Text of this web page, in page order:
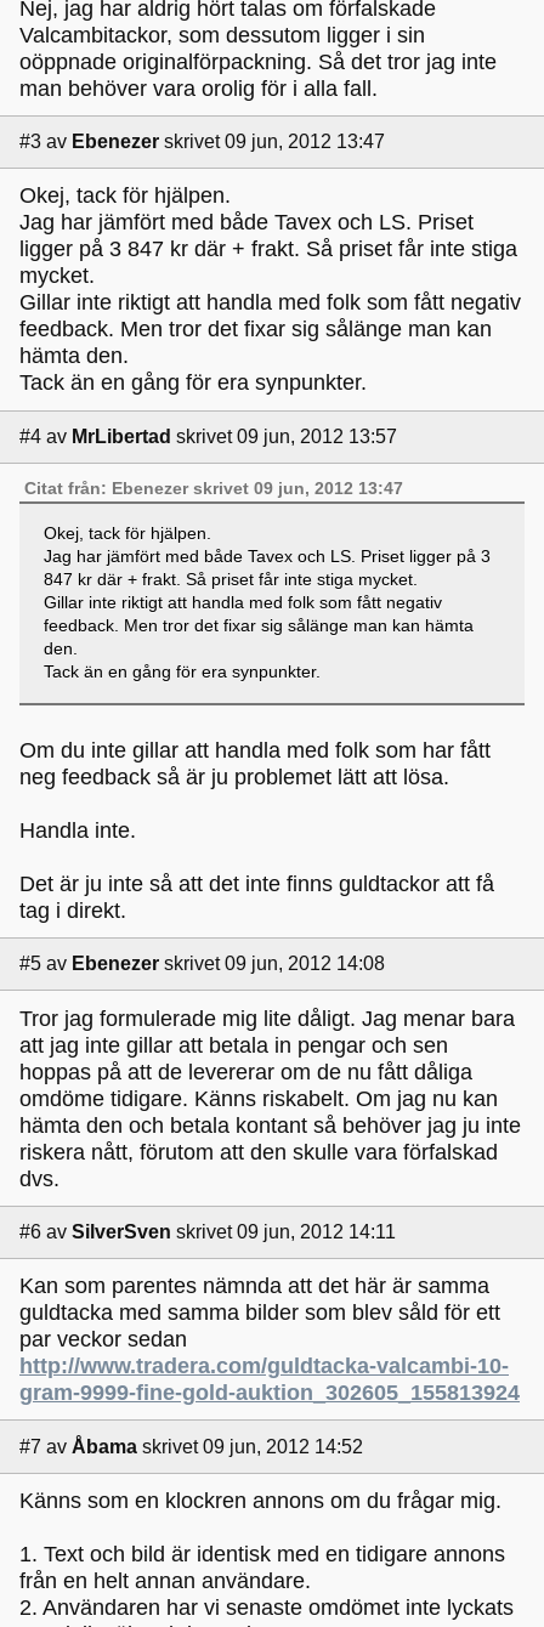
Nej, jag har aldrig hört talas om förfalskade
Valcambitackor, som dessutom ligger i sin
oöppnade originalförpackning. Så det tror jag inte
man behöver vara orolig för i alla fall.
#3 av Ebenezer skrivet 09 jun, 2012 13:47
Okej, tack för hjälpen.
Jag har jämfört med både Tavex och LS. Priset
ligger på 3 847 kr där + frakt. Så priset får inte stiga
mycket.
Gillar inte riktigt att handla med folk som fått negativ
feedback. Men tror det fixar sig sålänge man kan
hämta den.
Tack än en gång för era synpunkter.
#4 av MrLibertad skrivet 09 jun, 2012 13:57
Citat från: Ebenezer skrivet 09 jun, 2012 13:47
Okej, tack för hjälpen.
Jag har jämfört med både Tavex och LS. Priset ligger på 3
847 kr där + frakt. Så priset får inte stiga mycket.
Gillar inte riktigt att handla med folk som fått negativ
feedback. Men tror det fixar sig sålänge man kan hämta
den.
Tack än en gång för era synpunkter.
Om du inte gillar att handla med folk som har fått
neg feedback så är ju problemet lätt att lösa.
Handla inte.
Det är ju inte så att det inte finns guldtackor att få
tag i direkt.
#5 av Ebenezer skrivet 09 jun, 2012 14:08
Tror jag formulerade mig lite dåligt. Jag menar bara
att jag inte gillar att betala in pengar och sen
hoppas på att de levererar om de nu fått dåliga
omdöme tidigare. Känns riskabelt. Om jag nu kan
hämta den och betala kontant så behöver jag ju inte
riskera nått, förutom att den skulle vara förfalskad
dvs.
#6 av SilverSven skrivet 09 jun, 2012 14:11
Kan som parentes nämnda att det här är samma
guldtacka med samma bilder som blev såld för ett
par veckor sedan
http://www.tradera.com/guldtacka-valcambi-10-
gram-9999-fine-gold-auktion_302605_155813924
#7 av Åbama skrivet 09 jun, 2012 14:52
Känns som en klockren annons om du frågar mig.
1. Text och bild är identisk med en tidigare annons
från en helt annan användare.
2. Användaren har vi senaste omdömet inte lyckats